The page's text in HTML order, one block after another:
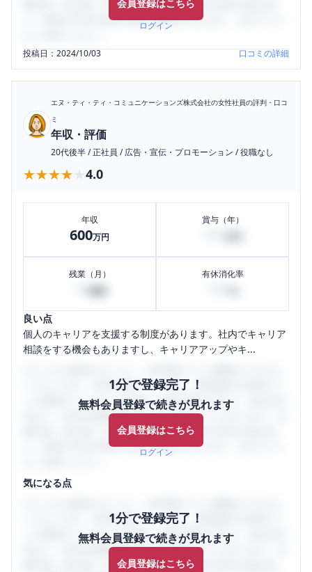
会員登録はこちら
ログイン
輩社員（元社員）の口コミを通して、本当の会社の姿を知
り、将来の不安や現在の悩みを解消するために、ぜひサイト
投稿日：2024/10/03 口コミの詳細
エヌ・ティ・ティ・コミュニケーションズ株式会社の女性社員の評判・口コ
ミ
年収・評価
20代後半/正社員 /広告・宣伝・プロモーション /役職なし
★★★★★
★★★★★ 4.0
年収
600万円
賞与（年）
残業（月） 有休消化率
良い点
個人のキャリアを支援する制度があります。社内でキャリア
相談をする機会もありますし、キャリアアップやキ...
1分で登録完了！
無料会員登録で続きが見れます
会員登録はこちら
ログイン
うになります。SHEHUB(シーハブ)は、女性限定の企業口コ
ミの投稿サイトです。給与面・女性の働きやすさ・会社の評
判など、女性の転職は気にすべき点がたくさんあります。先
輩社員（元社員）の口コミを通して、本当の会社の姿を知
り、将来の不安や現在の悩みを解消するために、ぜひサイト
気になる点
1分で登録完了！
無料会員登録で続きが見れます
会員登録はこちら
うになります。SHEHUB(シーハブ)は、女性限定の企業口コ
ミの投稿サイトです。給与面・女性の働きやすさ・会社の評
判など、女性の転職は気にすべき点がたくさんあります。先
輩社員（元社員）の口コミを通して、本当の会社の姿を知